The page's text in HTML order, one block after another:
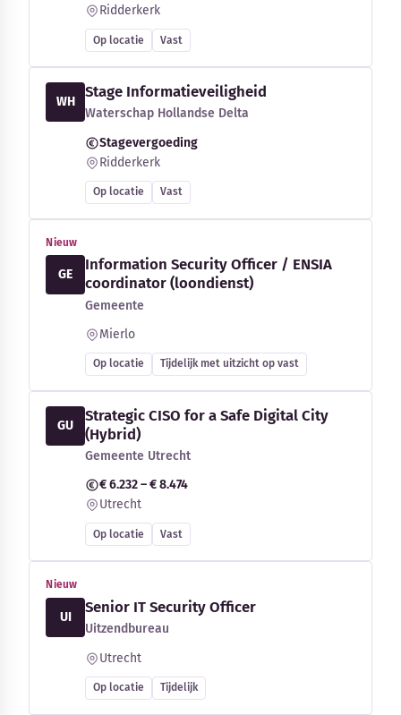
Ridderkerk
Op locatie Vast
WH
Stage Informatieveiligheid
Waterschap Hollandse Delta
Stagevergoeding
Ridderkerk
Op locatie Vast
Nieuw
GE
Information Security Officer / ENSIA
coordinator (loondienst)
Gemeente
Mierlo
Op locatie Tijdelijk met uitzicht op vast
GU
Strategic CISO for a Safe Digital City
(Hybrid)
Gemeente Utrecht
€ 6.232 – € 8.474
Utrecht
Op locatie Vast
Nieuw
UI
Senior IT Security Officer
Uitzendbureau
Utrecht
Op locatie Tijdelijk